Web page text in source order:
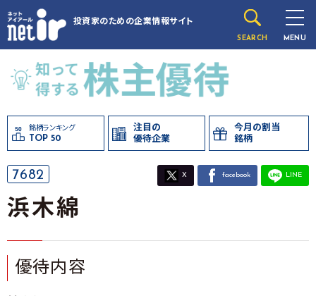
投資家のための企業情報サイト
SEARCH MENU
銘柄ランキング
TOP 50
注目の
優待企業
今月の割当
銘柄
7682 X facebook LINE
浜木綿
優待内容